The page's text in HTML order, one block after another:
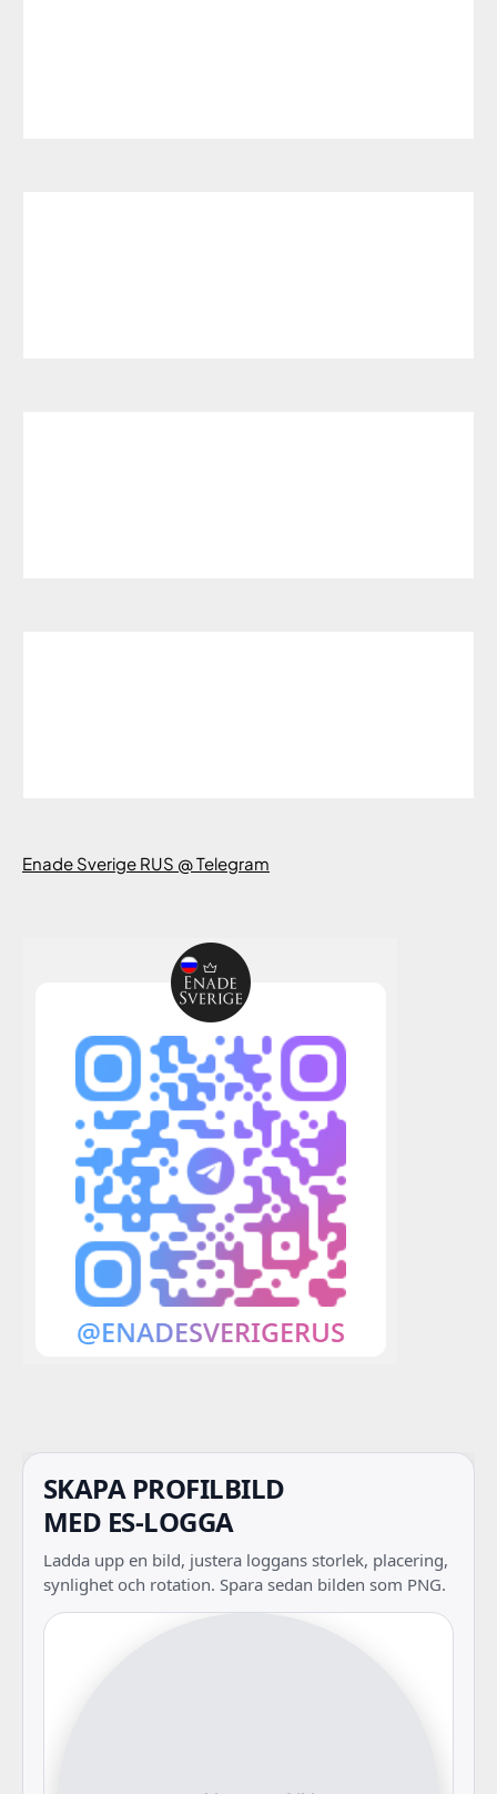
Enade Sverige RUS @ Telegram
SKAPA PROFILBILD
MED ES-LOGGA
Ladda upp en bild, justera loggans storlek, placering,
synlighet och rotation. Spara sedan bilden som PNG.